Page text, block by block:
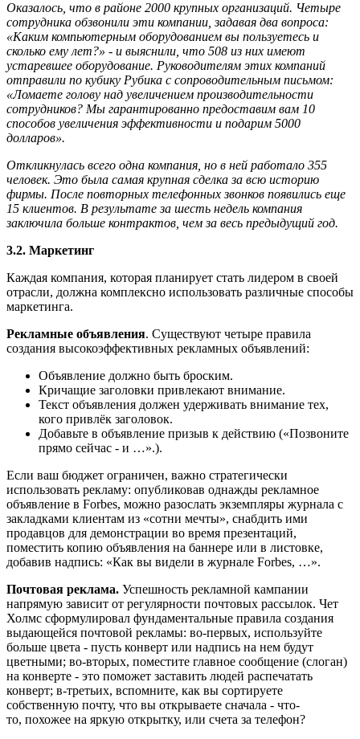
Оказалось, что в районе 2000 крупных организаций. Четыре
сотрудника обзвонили эти компании, задавая два вопроса:
«Каким компьютерным оборудованием вы пользуетесь и
сколько ему лет?» - и выяснили, что 508 из них имеют
устаревшее оборудование. Руководителям этих компаний
отправили по кубику Рубика с сопроводительным письмом:
«Ломаете голову над увеличением производительности
сотрудников? Мы гарантированно предоставим вам 10
способов увеличения эффективности и подарим 5000
долларов».
Откликнулась всего одна компания, но в ней работало 355
человек. Это была самая крупная сделка за всю историю
фирмы. После повторных телефонных звонков появились еще
15 клиентов. В результате за шесть недель компания
заключила больше контрактов, чем за весь предыдущий год.
3.2. Маркетинг
Каждая компания, которая планирует стать лидером в своей
отрасли, должна комплексно использовать различные способы
маркетинга.
Рекламные объявления. Существуют четыре правила
создания высокоэффективных рекламных объявлений:
Объявление должно быть броским.
Кричащие заголовки привлекают внимание.
Текст объявления должен удерживать внимание тех,
кого привлёк заголовок.
Добавьте в объявление призыв к действию («Позвоните
прямо сейчас - и …».).
Если ваш бюджет ограничен, важно стратегически
использовать рекламу: опубликовав однажды рекламное
объявление в Forbes, можно разослать экземпляры журнала с
закладками клиентам из «сотни мечты», снабдить ими
продавцов для демонстрации во время презентаций,
поместить копию объявления на баннере или в листовке,
добавив надпись: «Как вы видели в журнале Forbes, …».
Почтовая реклама. Успешность рекламной кампании
напрямую зависит от регулярности почтовых рассылок. Чет
Холмс сформулировал фундаментальные правила создания
выдающейся почтовой рекламы: во-первых, используйте
больше цвета - пусть конверт или надпись на нем будут
цветными; во-вторых, поместите главное сообщение (слоган)
на конверте - это поможет заставить людей распечатать
конверт; в-третьих, вспомните, как вы сортируете
собственную почту, что вы открываете сначала - что-
то, похожее на яркую открытку, или счета за телефон?